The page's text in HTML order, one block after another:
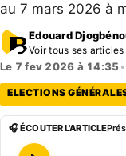
au 7 mars 2026 à
Edouard
Voir tous ses articles
Le 7 fev 2026 à 14:35 •
ELECTIONS
🎧 ÉCOUTER L'ARTICLE